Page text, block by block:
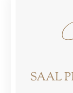
SAAL